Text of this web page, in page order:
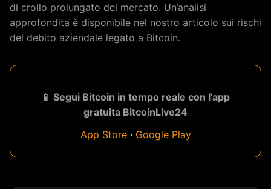
di crollo prolungato del mercato. Un’analisi
approfondita è disponibile nel nostro articolo sui rischi
del debito aziendale legato a Bitcoin.
📱 Segui Bitcoin in tempo reale con l'app
gratuita BitcoinLive24
App Store· Google Play